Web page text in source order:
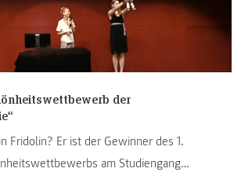
der
Fridolin? Er ist der Gewinner des 1.
am Studiengang